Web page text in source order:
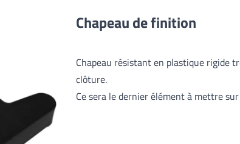
Chapeau de finition
Chapeau résistant en plastique rigide
clôture.
Ce sera le dernier élément à mettre